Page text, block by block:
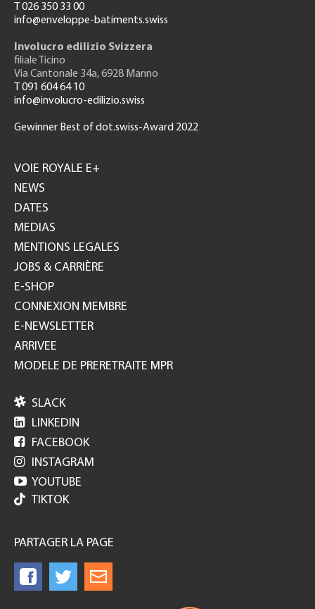
T 026 350 33 00
info@enveloppe-batiments.swiss
Involucro edilizio Svizzera
filiale Ticino
Via Cantonale 34a, 6928 Manno
T 091 604 64 10
info@involucro-edilizio.swiss
Gewinner Best of dot.swiss-Award 2022
GH
VOIE ROYALE E+
NEWS
DATES
MEDIAS
MENTIONS LEGALES
JOBS & CARRIÈRE
E-SHOP
CONNEXION MEMBRE
E-NEWSLETTER
ARRIVEE
MODELE DE PRERETRAITE MPR
 SLACK
 LINKEDIN
 FACEBOOK
 INSTAGRAM
 YOUTUBE
TIKTOK
PARTAGER LA PAGE